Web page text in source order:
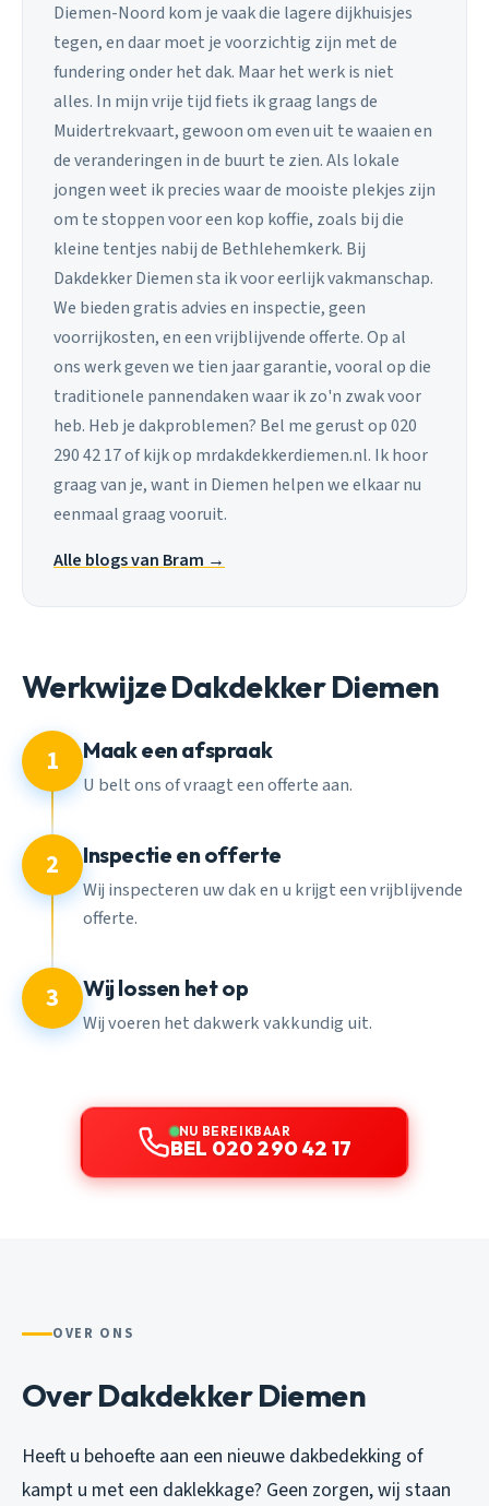
Diemen-Noord kom je vaak die lagere dijkhuisjes
tegen, en daar moet je voorzichtig zijn met de
fundering onder het dak. Maar het werk is niet
alles. In mijn vrije tijd fiets ik graag langs de
Muidertrekvaart, gewoon om even uit te waaien en
de veranderingen in de buurt te zien. Als lokale
jongen weet ik precies waar de mooiste plekjes zijn
om te stoppen voor een kop koffie, zoals bij die
kleine tentjes nabij de Bethlehemkerk. Bij
Dakdekker Diemen sta ik voor eerlijk vakmanschap.
We bieden gratis advies en inspectie, geen
voorrijkosten, en een vrijblijvende offerte. Op al
ons werk geven we tien jaar garantie, vooral op die
traditionele pannendaken waar ik zo'n zwak voor
heb. Heb je dakproblemen? Bel me gerust op 020
290 42 17 of kijk op mrdakdekkerdiemen.nl. Ik hoor
graag van je, want in Diemen helpen we elkaar nu
eenmaal graag vooruit.
Alle blogs van Bram →
Werkwijze Dakdekker Diemen
1 Maak een afspraak
U belt ons of vraagt een offerte aan.
2 Inspectie en offerte
Wij inspecteren uw dak en u krijgt een vrijblijvende
offerte.
3 Wij lossen het op
Wij voeren het dakwerk vakkundig uit.
NU BEREIKBAAR
BEL 020 290 42 17
OVER ONS
Over Dakdekker Diemen
Heeft u behoefte aan een nieuwe dakbedekking of
kampt u met een daklekkage? Geen zorgen, wij staan